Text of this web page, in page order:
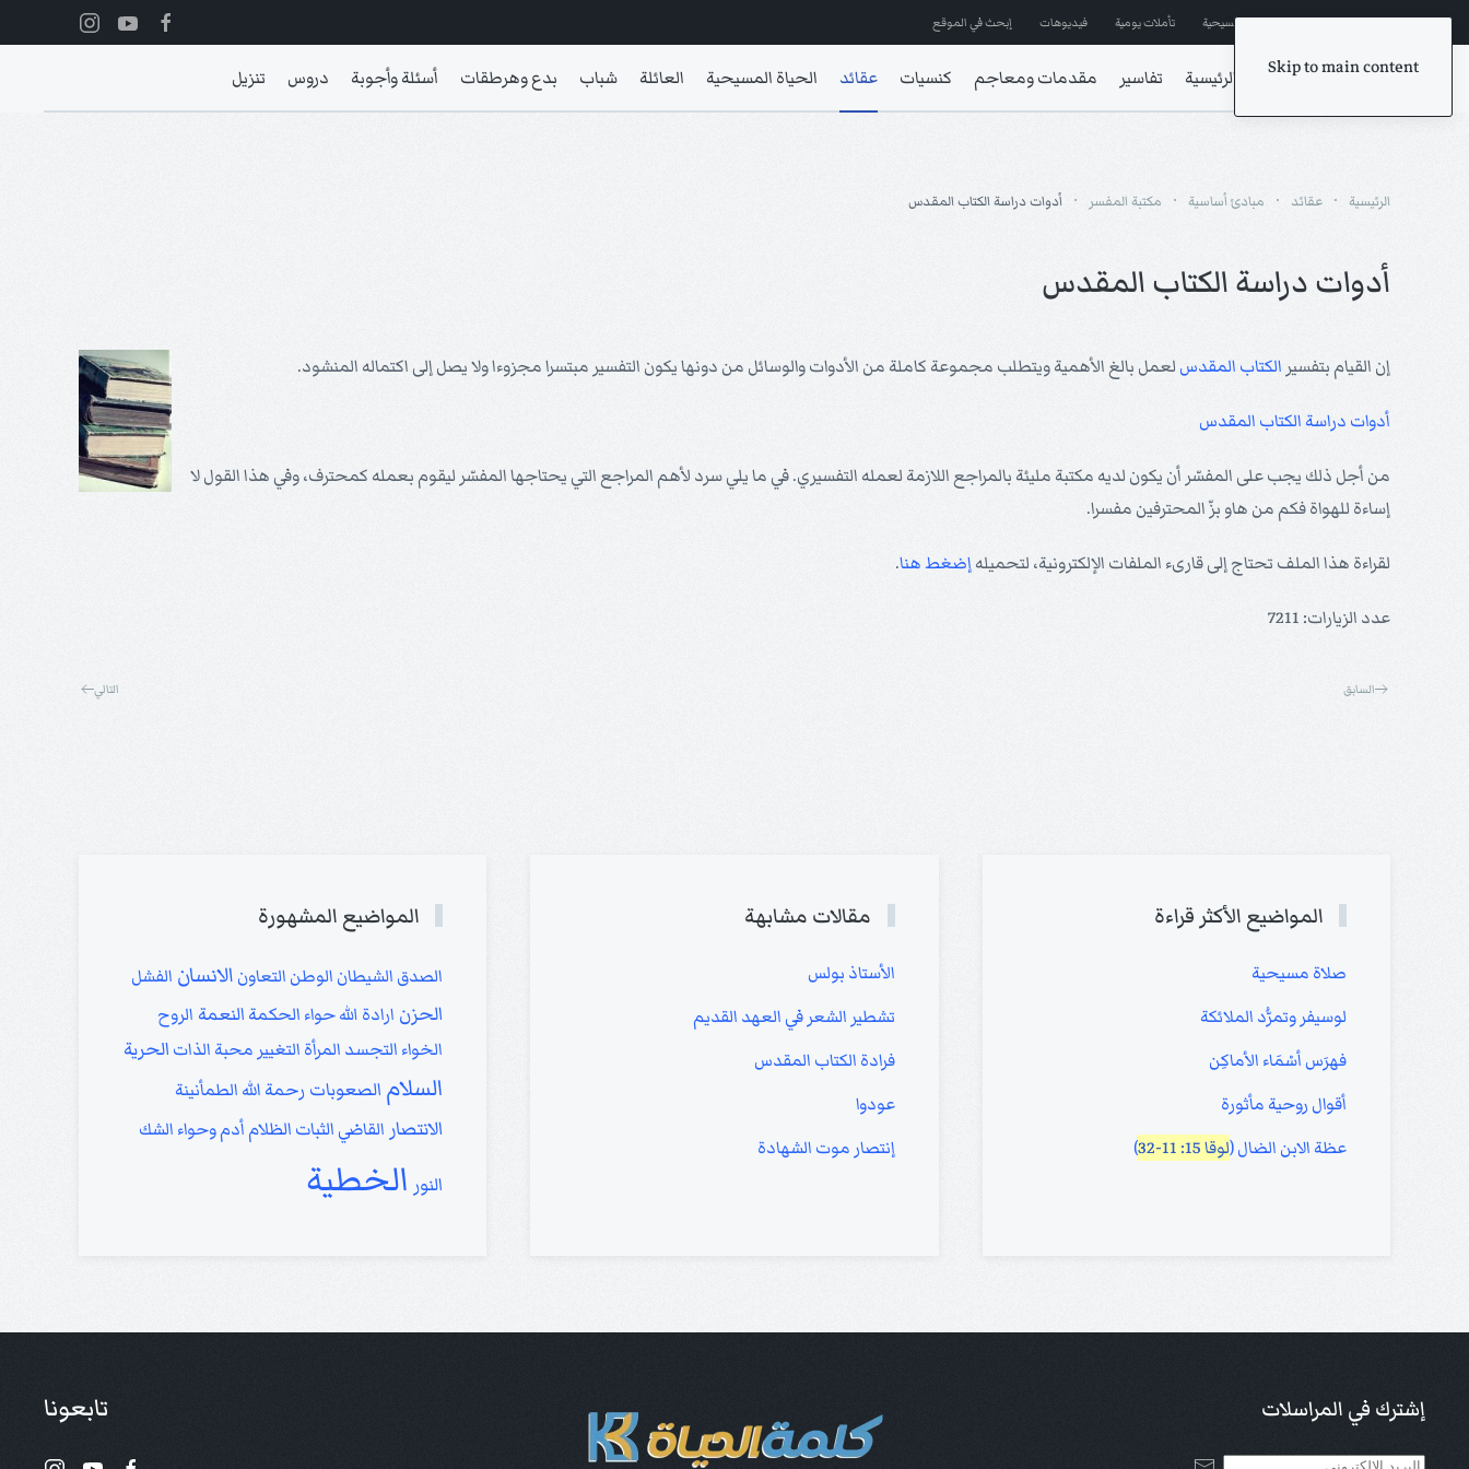
Skip to main content
إشترك في المراسلات ترانيم مسيحية تأملات يومية فيديوهات إبحث في الموقع
الرئيسية تفاسير مقدمات ومعاجم كنسيات عقائد الحياة المسيحية العائلة شباب بدع وهرطقات أسئلة وأجوبة دروس تنزيل
الرئيسية عقائد مبادئ أساسية مكتبة المفسر أدوات دراسة الكتاب المقدس
أدوات دراسة الكتاب المقدس
إن القيام بتفسير الكتاب المقدس لعمل بالغ الأهمية ويتطلب مجموعة كاملة من الأدوات والوسائل من دونها يكون التفسير مبتسرا مجزوءا ولا يصل إلى اكتماله المنشود.
أدوات دراسة الكتاب المقدس
من أجل ذلك يجب على المفسّر أن يكون لديه مكتبة مليئة بالمراجع اللازمة لعمله التفسيري. في ما يلي سرد لأهم المراجع التي يحتاجها المفسّر ليقوم بعمله كمحترف، وفي هذا القول لا
إساءة للهواة فكم من هاو بزّ المحترفين مفسرا.
لقراءة هذا الملف تحتاج إلى قارىء الملفات الإلكترونية، لتحميلهإضغط هنا.
عدد الزيارات: 7211
السابق التالي
المواضيع الأكثر قراءة
صلاة مسيحية
لوسيفر وتمرُّد الملائكة
فهرَس أسْمَاء الأماكِن
أقوال روحية مأثورة
عظة الابن الضال (لوقا 15: 11-32 )
مقالات مشابهة
الأستاذ بولس
تشطير الشعر في العهد القديم
فرادة الكتاب المقدس
عودوا
إنتصار موت الشهادة
المواضيع المشهورة
الصدق الشيطان الوطن التعاون الانسان الفشل
الحزن ارادة اللهحواء الحكمة النعمة الروح
الخواء التجسد المرأة التغيير محبة الذات الحرية
السلام الصعوبات رحمة الله الطمأنينة
الانتصار القاضي الثبات الظلام أدم وحواء الشك
النور الخطية
إشترك في المراسلات تابعونا